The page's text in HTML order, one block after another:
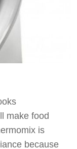
make food
is
because